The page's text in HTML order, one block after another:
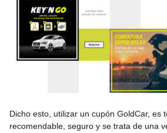
Dicho esto, utilizar un cupón GoldCar, es
recomendable, seguro y se trata de una